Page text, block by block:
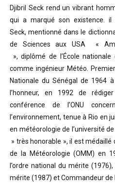
Djibril Seck rend un vibrant
qui a marqué son existence. il
Seck,mentionné dans le
de Sciences aux USA «
», diplômé de l’École
comme ingénieur Météo.
Nationale du Sénégal de 1964
l’honneur, en 1992 de
conférence de l’ONU
l’environnement, tenue à Rio en
en météorologie de l’université
» très honorable », il est médaillé
de la Météorologie (OMM) en
l’ordre national du mérite
mérite (1987) et Commandeur de